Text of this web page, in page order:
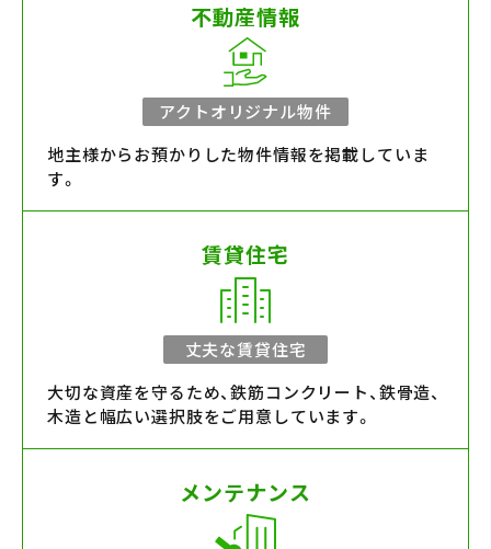
不動産情報
アクトオリジナル物件
地主様からお預かりした物件情報を掲載していま
す。
賃貸住宅
丈夫な賃貸住宅
大切な資産を守るため、鉄筋コンクリート、鉄骨造、
木造と幅広い選択肢をご用意しています。
メンテナンス